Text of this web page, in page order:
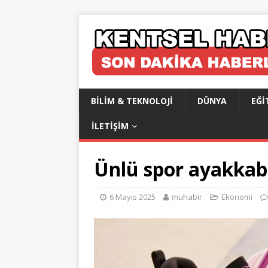
BILIM & TEKNOLOJI DÜNYA
İLETIŞIM
Ünlü spor
6 Mayıs 2025 muhabir Ekonomi